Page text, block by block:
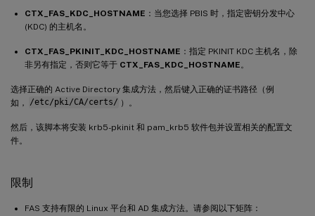
CTX_FAS_KDC_HOSTNAME ：当您选择 PBIS 时，指定密钥分发中心
(KDC) 的主机名。
CTX_FAS_PKINIT_KDC_HOSTNAME ：指定 PKINIT KDC 主机名，除
非另有指定，否则它等于 CTX_FAS_KDC_HOSTNAME 。
选择正确的 Active Directory 集成方法，然后键入正确的证书路径（例
如，
/etc/pki/CA/certs/ ）。
然后，该脚本将安装 krb5-pkinit 和 pam_krb5 软件包并设置相关的配置文
件。
限制
FAS 支持有限的 Linux 平台和 AD 集成方法。请参阅以下矩阵：